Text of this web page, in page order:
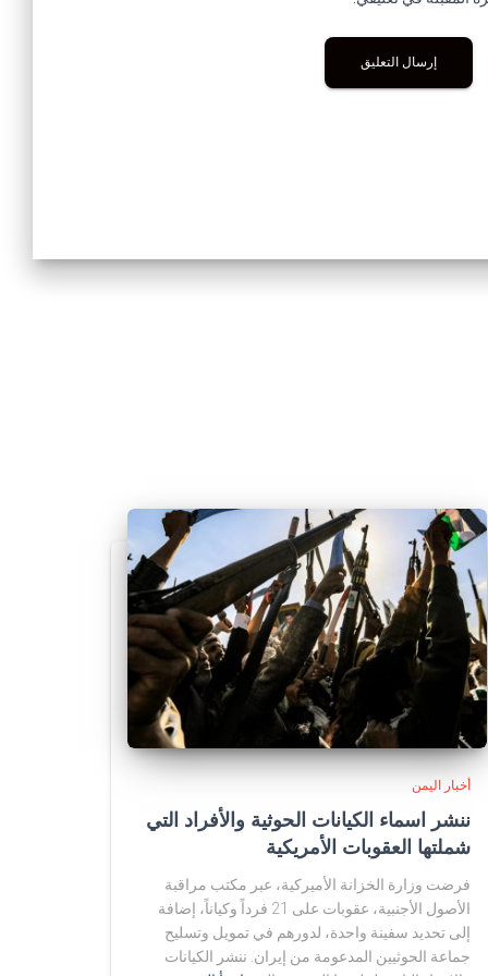
أخبار اليمن
ننشر اسماء الكيانات الحوثية والأفراد التي
شملتها العقوبات الأمريكية
فرضت وزارة الخزانة الأميركية، عبر مكتب مراقبة
الأصول الأجنبية، عقوبات على 21 فرداً وكياناً، إضافة
إلى تحديد سفينة واحدة، لدورهم في تمويل وتسليح
جماعة الحوثيين المدعومة من إيران. ننشر الكيانات